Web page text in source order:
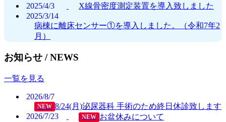
2025/4/3
X線骨密度測定装置を導入致しました
2025/3/14
病棟に離床センサー①を導入しました。（令和7年2
月）
お知らせ /NEWS
一覧を見る
2026/8/7
NEW 8/24(月)泌尿器科 手術のため終日休診致します
2026/7/23
NEW お盆休みについて